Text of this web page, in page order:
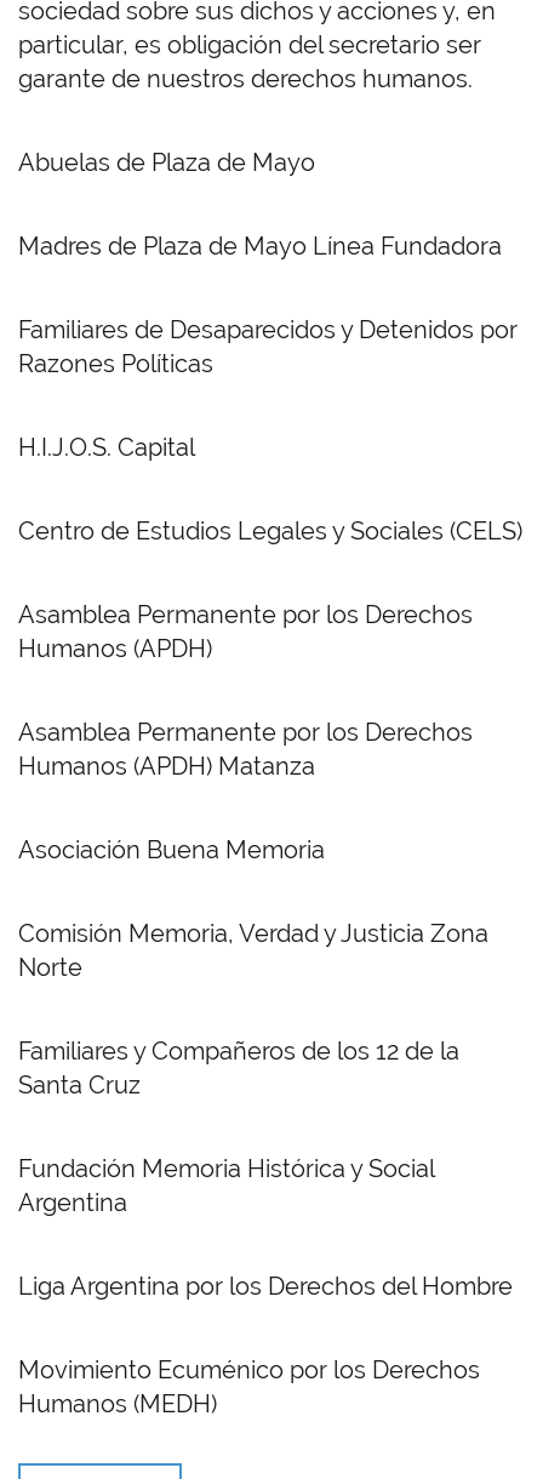
sociedad sobre sus dichos y acciones y, en
particular, es obligación del secretario ser
garante de nuestros derechos humanos.
Abuelas de Plaza de Mayo
Madres de Plaza de Mayo Línea Fundadora
Familiares de Desaparecidos y Detenidos por
Razones Políticas
H.I.J.O.S. Capital
Centro de Estudios Legales y Sociales (CELS)
Asamblea Permanente por los Derechos
Humanos (APDH)
Asamblea Permanente por los Derechos
Humanos (APDH) Matanza
Asociación Buena Memoria
Comisión Memoria, Verdad y Justicia Zona
Norte
Familiares y Compañeros de los 12 de la
Santa Cruz
Fundación Memoria Histórica y Social
Argentina
Liga Argentina por los Derechos del Hombre
Movimiento Ecuménico por los Derechos
Humanos (MEDH)